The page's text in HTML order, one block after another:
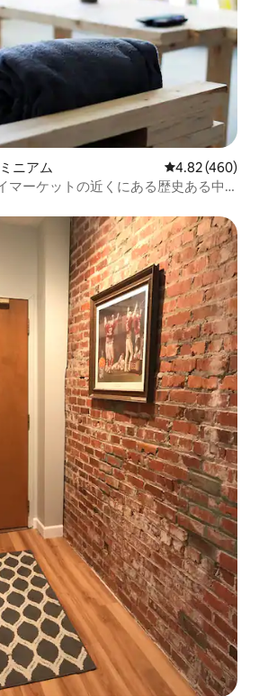
ニアム レビュー460
4.82 (460)
マーケットの近くにある歴史ある中